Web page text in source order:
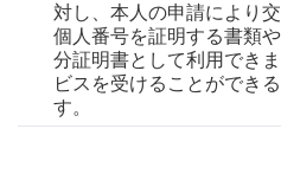
対し、本人の申請により
個人番号を証明する書類
分証明書として利用でき
ビスを受けることができ
す。